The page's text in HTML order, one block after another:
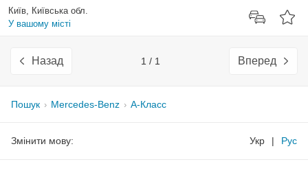
Київ, Київська обл.
У вашому місті
Назад 1 / 1 Вперед
Пошук Mercedes-Benz A-Класс
Змінити мову: Укр | Рус